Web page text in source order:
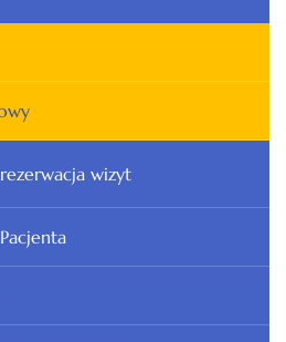
wizyt